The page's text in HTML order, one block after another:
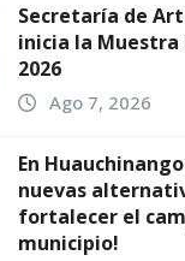
Secretaría de
inicia la Muestra
2026
Ago 7, 2026
En
nuevas
fortalecer el
municipio!